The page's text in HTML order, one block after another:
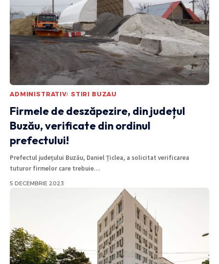
ADMINISTRATIV STIRI BUZAU
Firmele de deszăpezire, din județul
Buzău, verificate din ordinul
prefectului!
Prefectul județului Buzău, Daniel Țiclea, a solicitat verificarea
tuturor firmelor care trebuie…
5 DECEMBRIE 2023